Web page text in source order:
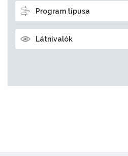
Program típusa
Látnivalók